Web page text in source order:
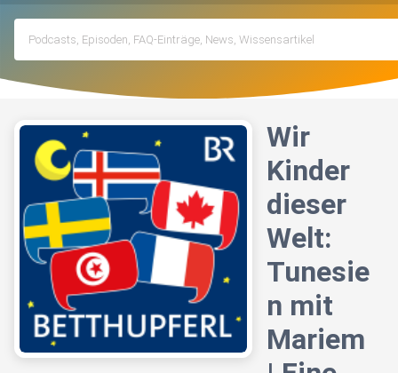
Wir
Kinder
dieser
Welt:
Tunesie
n mit
Mariem